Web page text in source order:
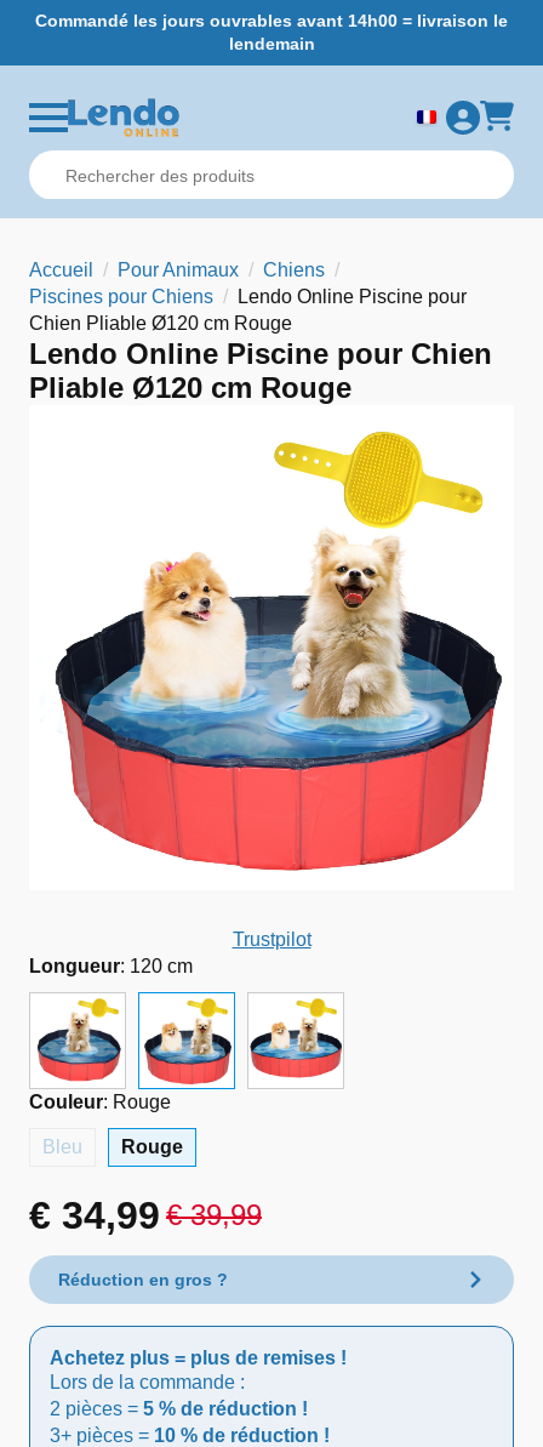
Commandé les jours ouvrables avant 14h00 = livraison le
lendemain
Accueil Pour Animaux
Chiens
Piscines pour Chiens
Lendo Online Piscine pour
Chien Pliable Ø120 cm Rouge
Lendo Online Piscine pour Chien
Pliable Ø120 cm Rouge
Trustpilot
Longueur: 120 cm
Couleur: Rouge
Bleu Rouge
€39,99
Le
prix
initial
était :
€ 39,99.
€ 34,99
Le
prix
actuel
est :
€ 34,99.
Réduction en gros ?
Achetez plus = plus de remises !
Lors de la commande :
2 pièces = 5 % de réduction !
3+ pièces = 10 % de réduction !